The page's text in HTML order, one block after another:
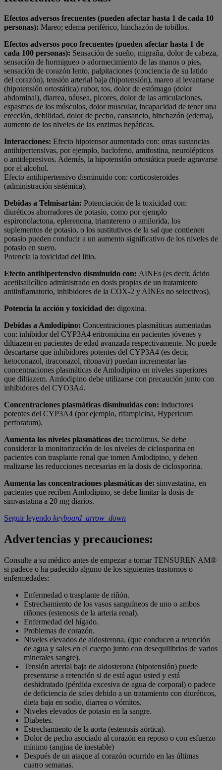
Efectos adversos frecuentes (pueden afectar hasta 1 de cada 10
personas): Mareo; edema periférico, hinchazón de tobillos.
Efectos adversos poco frecuentes (pueden afectar hasta 1 de
cada 100 personas): Sensación de sueño, migraña, dolor de cabeza,
sensación de hormigueo o adormecimiento de las manos o pies,
sensación de corazón lento, palpitaciones (conciencia de su latido
del corazón), tensión arterial baja (hipotensión), mareo al levantarse
(hipotensión ortostática) rubor, tos, dolor de estómago (dolor
abdominal), diarrea, náusea, picores, dolor de las articulaciones,
espasmos de los músculos, dolor muscular, incapacidad de tener una
erección, debilidad, dolor de pecho, cansancio, hinchazón (edema),
aumento de los niveles de las enzimas hepáticas.
Interacciones: Efecto hipotensor aumentado con: otras sustancias
antihipertensivas, por ejemplo, baclofeno, amifostina, neurolépticos
o antidepresivos. Además, la hipotensión ortostática puede agravarse
por el alcohol.
Efecto antihipertensivo disminuido con: corticosteroides
(administración sistémica).
Debidas a Telmisartán: Potenciación de la toxicidad con:
diuréticos ahorradores de potasio, como por ejemplo
espironolactona, eplerenona, triamtereno o amilorida, los
suplementos de potasio, o los sustitutivos de la sal que contienen
potasio pueden conducir a un aumento significativo de los niveles de
potasio en suero.
Potencia la toxicidad del litio.
Efecto antihipertensivo disminuido con: AINEs (es decir, ácido
acetilsalicílico administrado en dosis propias de un tratamiento
antiinflamatorio, inhibidores de la COX-2 y AINEs no selectivos).
Potencia la acción y toxicidad de: digoxina.
Debidas a Amlodipino: Concentraciones plasmáticas aumentadas
con: inhibidor del CYP3A4 eritromicina en pacientes jóvenes y
diltiazem en pacientes de edad avanzada respectivamente. No puede
descartarse que inhibidores potentes del CYP3A4 (es decir,
ketoconazol, itraconazol, ritonavir) puedan incrementar las
concentraciones plasmáticas de Amlodipino en niveles superiores
que diltiazem. Amlodipino debe utilizarse con precaución junto con
inhibidores del CYO3A4.
Concentraciones plasmáticas disminuidas con: inductores
potentes del CYP3A4 (por ejemplo, rifampicina, Hypericum
perforatum).
Aumenta los niveles plasmáticos de: tacrolimus. Se debe
considerar la monitorización de los niveles de ciclosporina en
pacientes con trasplante renal que tomen Amlodipino, y deben
realizarse las reducciones necesarias en la dosis de ciclosporina.
Aumenta las concentraciones plasmáticas de: simvastatina, en
pacientes que reciben Amlodipino, se debe limitar la dosis de
simvastatina a 20 mg diarios.
Seguir leyendo keyboard_arrow_down
Advertencias y precauciones:
Consulte a su médico antes de empezar a tomar TENSUREN AM®
si padece o ha padecido alguno de los siguientes trastornos o
enfermedades:
Enfermedad o trasplante de riñón.
Estrechamiento de los vasos sanguíneos de uno o ambos
riñones (estenosis de la arteria renal).
Enfermedad del hígado.
Problemas de corazón.
Niveles elevados de aldosterona, (que conducen a retención
de agua y sales en el cuerpo junto con desequilibrios de varios
minerales sangre).
Tensión arterial baja de aldosterona (hipotensión) puede
presentarse a retención si de está agua usted y está
deshidratado (pérdida excesiva de agua de corporal) o padece
de deficiencia de sales debido a un tratamiento con diuréticos,
dieta baja en sodio, diarrea o vómitos.
Niveles elevados de potasio en la sangre.
Diabetes.
Estrechamiento de la aorta (estenosis aórtica).
Dolor de pecho asociado al corazón en reposo o con esfuerzo
mínimo (angina de inestable)
Después de un ataque al corazón ocurrido en las últimas
cuatro semanas.